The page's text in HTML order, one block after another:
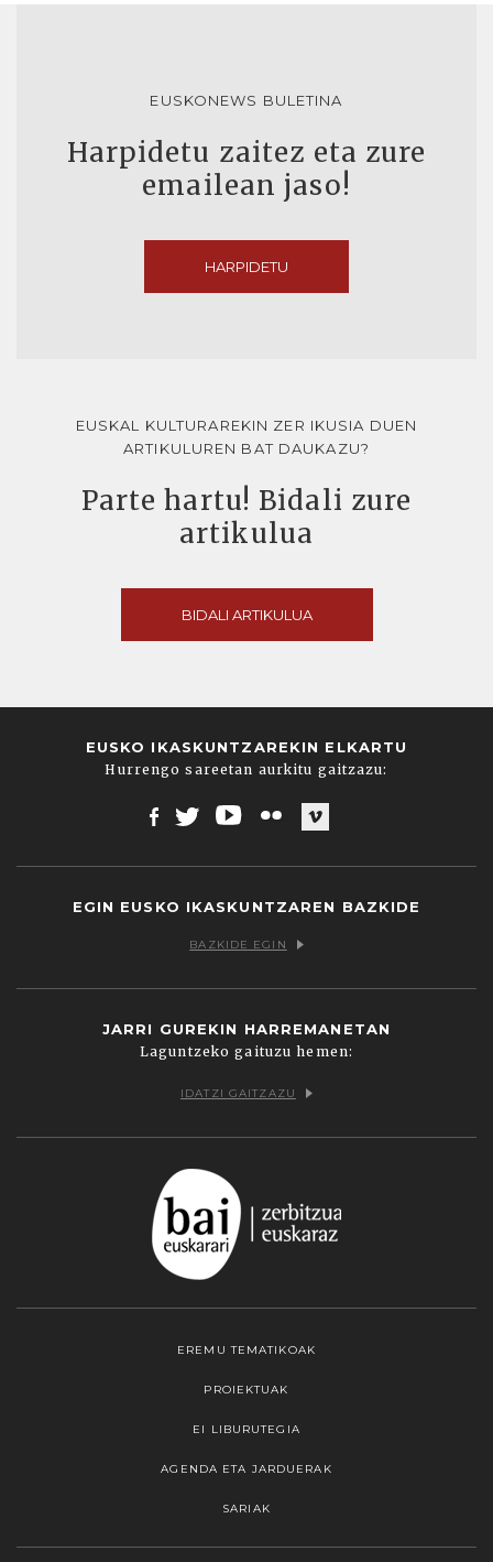
EUSKONEWS BULETINA
Harpidetu zaitez eta zure
emailean jaso!
HARPIDETU
EUSKAL KULTURAREKIN ZER IKUSIA DUEN
ARTIKULUREN BAT DAUKAZU?
Parte hartu! Bidali zure
artikulua
BIDALI ARTIKULUA
EUSKO IKASKUNTZAREKIN ELKARTU
Hurrengo sareetan aurkitu gaitzazu:
EGIN EUSKO IKASKUNTZAREN BAZKIDE
BAZKIDE EGIN
JARRI GUREKIN HARREMANETAN
Laguntzeko gaituzu hemen:
IDATZI GAITZAZU
EREMU TEMATIKOAK
PROIEKTUAK
EI LIBURUTEGIA
AGENDA ETA JARDUERAK
SARIAK